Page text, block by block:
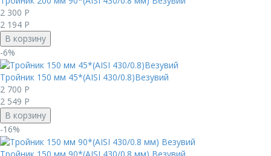
2 300 Р
2 194 Р
В корзину
-6%
Тройник 150 мм 45*(AISI 430/0.8)Везувий
2 700 Р
2 549 Р
В корзину
-16%